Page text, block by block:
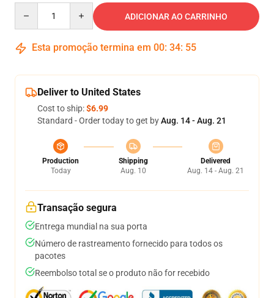
ADICIONAR AO CARRINHO
Esta promoção termina em 00: 34: 54
Deliver to United States
Cost to ship:$6.99
Standard - Order today to get byAug. 14 - Aug. 21
Production
Today
Shipping
Aug. 10
Delivered
Aug. 14 - Aug. 21
Transação segura
Entrega mundial na sua porta
Número de rastreamento fornecido para todos os
pacotes
Reembolso total se o produto não for recebido